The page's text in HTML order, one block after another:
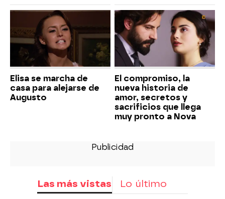
Elisa se marcha de
casa para alejarse de
Augusto
El compromiso, la
nueva historia de
amor, secretos y
sacrificios que llega
muy pronto a Nova
Las más vistas Lo último